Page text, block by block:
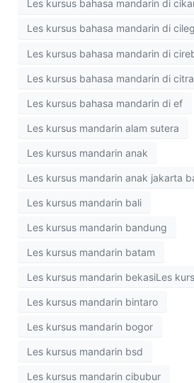
Les kursus bahasa mandarin di
Les kursus bahasa mandarin di
Les kursus bahasa mandarin di
Les kursus bahasa mandarin di
Les kursus bahasa mandarin di ef
Les kursus mandarin alam sutera
Les kursus mandarin anak
Les kursus mandarin anak jakarta
Les kursus mandarin bali
Les kursus mandarin bandung
Les kursus mandarin batam
Les kursus mandarin bekasiLes
Les kursus mandarin bintaro
Les kursus mandarin bogor
Les kursus mandarin bsd
Les kursus mandarin cibubur